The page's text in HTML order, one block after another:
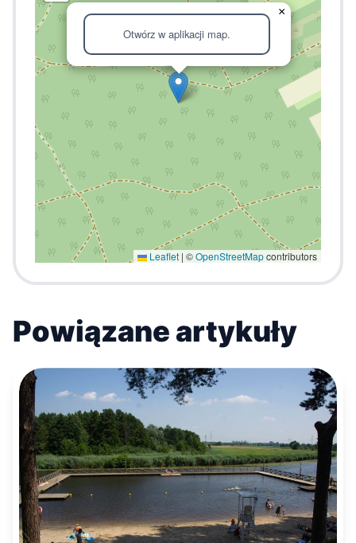
Otwórz w aplikacji map.
×
Leaflet | ©OpenStreetMapcontributors
Powiązane artykuły